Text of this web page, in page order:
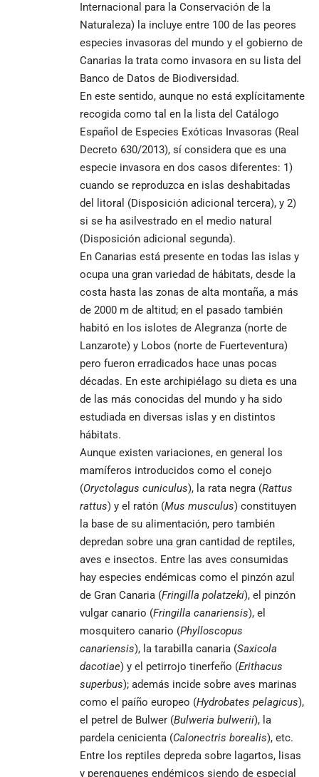
Internacional para la Conservación de la
Naturaleza) la incluye entre 100 de las peores
especies invasoras del mundo y el gobierno de
Canarias la trata como invasora en su lista del
Banco de Datos de Biodiversidad.
En este sentido, aunque no está explícitamente
recogida como tal en la lista del Catálogo
Español de Especies Exóticas Invasoras (Real
Decreto 630/2013), sí considera que es una
especie invasora en dos casos diferentes: 1)
cuando se reproduzca en islas deshabitadas
del litoral (Disposición adicional tercera), y 2)
si se ha asilvestrado en el medio natural
(Disposición adicional segunda).
En Canarias está presente en todas las islas y
ocupa una gran variedad de hábitats, desde la
costa hasta las zonas de alta montaña, a más
de 2000 m de altitud; en el pasado también
habitó en los islotes de Alegranza (norte de
Lanzarote) y Lobos (norte de Fuerteventura)
pero fueron erradicados hace unas pocas
décadas. En este archipiélago su dieta es una
de las más conocidas del mundo y ha sido
estudiada en diversas islas y en distintos
hábitats.
Aunque existen variaciones, en general los
mamíferos introducidos como el conejo
(Oryctolagus cuniculus), la rata negra (Rattus
rattus) y el ratón (Mus musculus) constituyen
la base de su alimentación, pero también
depredan sobre una gran cantidad de reptiles,
aves e insectos. Entre las aves consumidas
hay especies endémicas como el pinzón azul
de Gran Canaria (Fringilla polatzeki), el pinzón
vulgar canario (Fringilla canariensis), el
mosquitero canario (Phylloscopus
canariensis), la tarabilla canaria (Saxicola
dacotiae) y el petirrojo tinerfeño (Erithacus
superbus); además incide sobre aves marinas
como el paíño europeo (Hydrobates pelagicus),
el petrel de Bulwer (Bulweria bulwerii), la
pardela cenicienta (Calonectris borealis), etc.
Entre los reptiles depreda sobre lagartos, lisas
y perenquenes endémicos siendo de especial